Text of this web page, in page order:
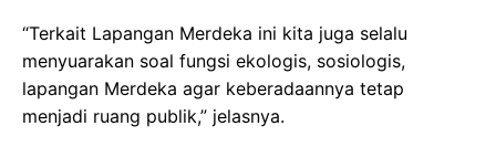
“Terkait Lapangan Merdeka ini kita juga selalu
menyuarakan soal fungsi ekologis, sosiologis,
lapangan Merdeka agar keberadaannya tetap
menjadi ruang publik,” jelasnya.